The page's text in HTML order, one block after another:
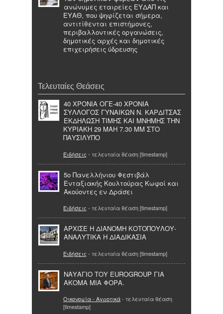
ανώνυμες εταιρείες ΕΥΔΑΠ και
ΕΥΑΘ, που ψηφίζεται σήμερα,
αντιτίθενται επιστήμονες,
περιβαλλοντικές οργανώσεις,
δημοτικές αρχές και δημοτικές
επιχειρήσεις ύδρευσης
Τελευταίες Θεάσεις
40 ΧΡΟΝΙΑ ΟΓΕ-40 ΧΡΟΝΙΑ
ΣΥΛΛΟΓΟΣ ΓΥΝΑΙΚΩΝ Ν. ΚΑΡΔΙΤΣΑΣ
ΕΚΔΗΛΩΣΗ ΤΙΜΗΣ ΚΑΙ ΜΝΗΜΗΣ ΤΗΝ
ΚΥΡΙΑΚΗ 29 ΜΑΗ 7.30 ΜΜ ΣΤΟ
ΠΑΥΣΙΛΥΠΟ
Ειδήσεις - τελευταία θέαση [timestamp]
5ο Πανελλήνιου Φεστιβάλ
Ενταξιακής Κουλτούρας Κωφοί και
Ακούοντες εν Δράσει
Ειδήσεις - τελευταία θέαση [timestamp]
ΑΡΧΙΣΕ Η ΔΙΑΝΟΜΗ ΚΟΤΟΠΟΥΛΟΥ-
ΑΝΑΛΥΤΙΚΑ Η ΔΙΑΔΙΚΑΣΙΑ
Ειδήσεις - τελευταία θέαση [timestamp]
ΝΑΥΑΓΙΟ ΤΟΥ EUROGROUP ΓΙΑ
ΑΚΟΜΑ ΜΙΑ ΦΟΡΑ.
Οικονομία - Αγροτικά- τελευταία θέαση
[timestamp]